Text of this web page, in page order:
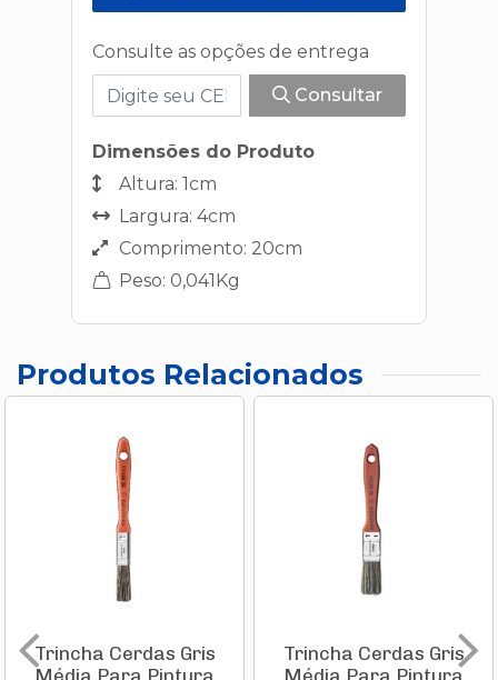
Consulte as opções de entrega
Consultar
Dimensões do Produto
Altura: 1cm
Largura: 4cm
Comprimento: 20cm
Peso: 0,041Kg
Produtos Relacionados
Trincha Cerdas Gris
Trincha Cerdas Gris